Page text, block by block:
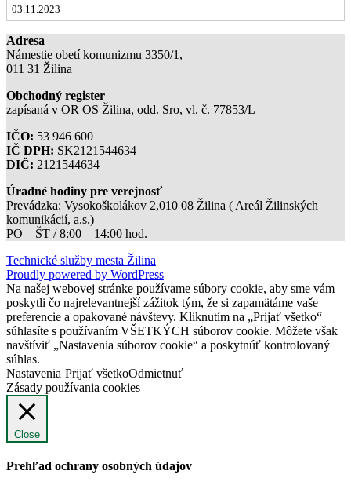
03.11.2023
Adresa
Námestie obetí komunizmu 3350/1,
011 31 Žilina
Obchodný register
zapísaná v OR OS Žilina, odd. Sro, vl. č. 77853/L
IČO: 53 946 600
IČ DPH: SK2121544634
DIČ: 2121544634
Úradné hodiny pre verejnosť
Prevádzka: Vysokoškolákov 2,010 08 Žilina ( Areál Žilinských
komunikácií, a.s.)
PO – ŠT / 8:00 – 14:00 hod.
Technické služby mesta Žilina
Proudly powered by WordPress
Na našej webovej stránke používame súbory cookie, aby sme vám
poskytli čo najrelevantnejší zážitok tým, že si zapamätáme vaše
preferencie a opakované návštevy. Kliknutím na „Prijať všetko“
súhlasíte s používaním VŠETKÝCH súborov cookie. Môžete však
navštíviť „Nastavenia súborov cookie“ a poskytnúť kontrolovaný
súhlas.
Nastavenia Prijať všetkoOdmietnuť
Zásady používania cookies
Close
Prehľad ochrany osobných údajov